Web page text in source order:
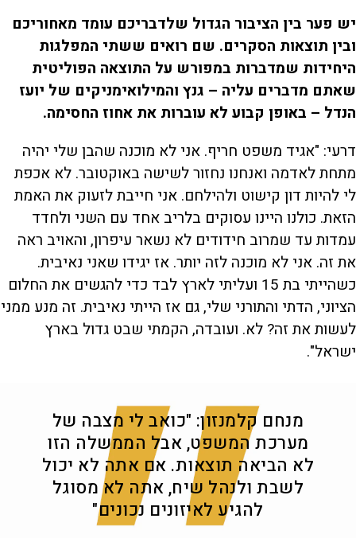
יש פער בין הציבור הגדול שלדבריכם עומד מאחוריכם
ובין תוצאות הסקרים. שם רואים ששתי המפלגות
היחידות שמדברות במפורש על התוצאה הפוליטית
שאתם מדברים עליה – גנץ והמילואימניקים של יועז
הנדל – באופן קבוע לא עוברות את אחוז החסימה.
דרעי: "אגיד משפט חריף. אני לא מוכנה שהבן שלי יהיה
מתחת לאדמה ואנחנו נחזור לשישה באוקטובר. לא אכפת
לי להיות דון קישוט ולהילחם. אני חייבת לזעוק את האמת
הזאת. כולנו היינו עסוקים בלריב אחד עם השני ולחדד
עמדות עד שמרוב חידודים לא נשאר עיפרון, והאויב ראה
את זה. אני לא מוכנה לזה יותר. אז יגידו שאני נאיבית.
כשהייתי בת 15 ועליתי לארץ לבד כדי להגשים את החלום
הציוני, הדתי והתורני שלי, גם אז הייתי נאיבית. זה מנע ממני
לעשות את זה? לא. ועובדה, הקמתי שבט גדול בארץ
ישראל".
מנחם קלמנזון: "כואב לי מצבה של
מערכת המשפט, אבל הממשלה הזו
לא הביאה תוצאות. אם אתה לא יכול
לשבת ולנהל שיח, אתה לא מסוגל
להגיע לאיזונים נכונים"